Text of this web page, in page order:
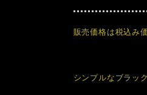
販売価格は税込み
シンプルなブラッ